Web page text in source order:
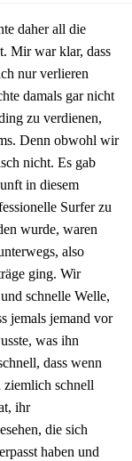
daher all die
Mir war klar, dass
nur verlieren
damals gar nicht
zu verdienen,
Denn obwohl wir
nicht. Es gab
in diesem
Surfer zu
wurde, waren
also
ging. Wir
schnelle Welle,
jemals jemand vor
was ihn
dass wenn
ziemlich schnell
ihr
die sich
haben und